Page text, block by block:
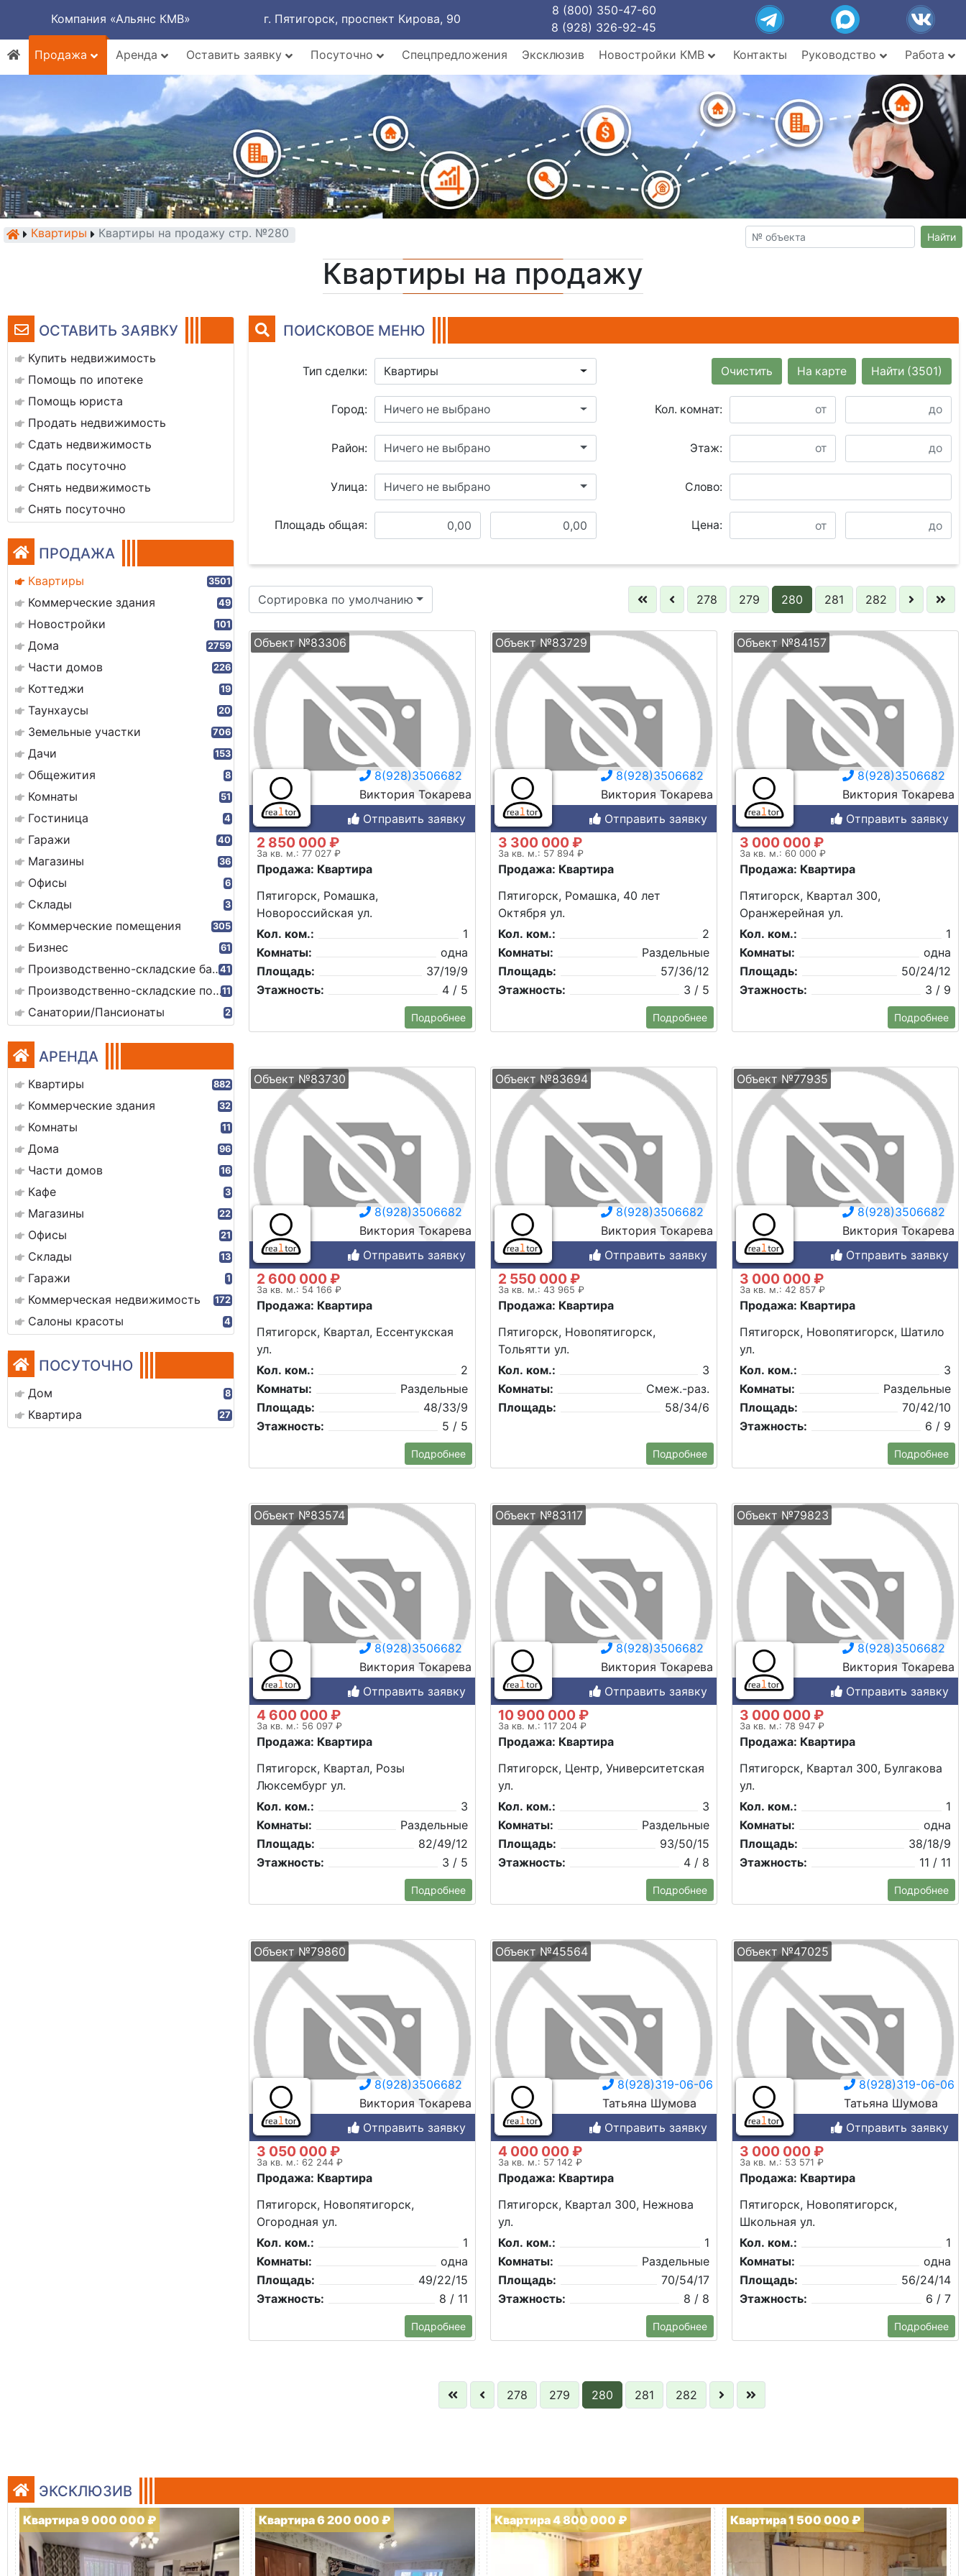
Компания «Альянс КМВ» г. Пятигорск, проспект Кирова, 90
8 (800) 350-47-60
8 (928) 326-92-45
Продажа
Аренда Оставить заявку Посуточно Спецпредложения Эксклюзив Новостройки КМВ Контакты Руководство Работа
Квартиры Квартиры на продажу стр. №280 Найти
Квартиры на продажу
ОСТАВИТЬ ЗАЯВКУ
Купить недвижимость
Помощь по ипотеке
Помощь юриста
Продать недвижимость
Сдать недвижимость
Сдать посуточно
Снять недвижимость
Снять посуточно
ПРОДАЖА
Квартиры 3501
Коммерческие здания 49
Новостройки 101
Дома 2759
Части домов 226
Коттеджи 19
Таунхаусы 20
Земельные участки 706
Дачи 153
Общежития 8
Комнаты 51
Гостиница 4
Гаражи 40
Магазины 36
Офисы 6
Склады 3
Коммерческие помещения 305
Бизнес 61
Производственно-складские базы41
Производственно-складские помещения11
Санатории/Пансионаты 2
АРЕНДА
Квартиры 882
Коммерческие здания 32
Комнаты 11
Дома 96
Части домов 16
Кафе 3
Магазины 22
Офисы 21
Склады 13
Гаражи 1
Коммерческая недвижимость 172
Салоны красоты 4
ПОСУТОЧНО
Дом 8
Квартира 27
ПОИСКОВОЕ МЕНЮ
Тип сделки: Квартиры Найти (3501)
На карте
Очистить
Город: Ничего не выбрано Кол. комнат:
Район: Ничего не выбрано Этаж:
Улица: Ничего не выбрано Слово:
Площадь общая: Цена:
Сортировка по умолчанию 278 279 280 281 282
Объект №83306
8(928)3506682
Виктория Токарева
Отправить заявку
2 850 000 ₽
За кв. м.: 77 027 ₽
Продажа: Квартира
Пятигорск, Ромашка,
Новороссийская ул.
Кол. ком.:
1
Комнаты:
одна
Площадь:
37/19/9
Этажность:
4 / 5
Подробнее
Объект №83729
8(928)3506682
Виктория Токарева
Отправить заявку
3 300 000 ₽
За кв. м.: 57 894 ₽
Продажа: Квартира
Пятигорск, Ромашка, 40 лет
Октября ул.
Кол. ком.:
2
Комнаты:
Раздельные
Площадь:
57/36/12
Этажность:
3 / 5
Подробнее
Объект №84157
8(928)3506682
Виктория Токарева
Отправить заявку
3 000 000 ₽
За кв. м.: 60 000 ₽
Продажа: Квартира
Пятигорск, Квартал 300,
Оранжерейная ул.
Кол. ком.:
1
Комнаты:
одна
Площадь:
50/24/12
Этажность:
3 / 9
Подробнее
Объект №83730
8(928)3506682
Виктория Токарева
Отправить заявку
2 600 000 ₽
За кв. м.: 54 166 ₽
Продажа: Квартира
Пятигорск, Квартал, Ессентукская
ул.
Кол. ком.:
2
Комнаты:
Раздельные
Площадь:
48/33/9
Этажность:
5 / 5
Подробнее
Объект №83694
8(928)3506682
Виктория Токарева
Отправить заявку
2 550 000 ₽
За кв. м.: 43 965 ₽
Продажа: Квартира
Пятигорск, Новопятигорск,
Тольятти ул.
Кол. ком.:
3
Комнаты:
Смеж.-раз.
Площадь:
58/34/6
Подробнее
Объект №77935
8(928)3506682
Виктория Токарева
Отправить заявку
3 000 000 ₽
За кв. м.: 42 857 ₽
Продажа: Квартира
Пятигорск, Новопятигорск, Шатило
ул.
Кол. ком.:
3
Комнаты:
Раздельные
Площадь:
70/42/10
Этажность:
6 / 9
Подробнее
Объект №83574
8(928)3506682
Виктория Токарева
Отправить заявку
4 600 000 ₽
За кв. м.: 56 097 ₽
Продажа: Квартира
Пятигорск, Квартал, Розы
Люксембург ул.
Кол. ком.:
3
Комнаты:
Раздельные
Площадь:
82/49/12
Этажность:
3 / 5
Подробнее
Объект №83117
8(928)3506682
Виктория Токарева
Отправить заявку
10 900 000 ₽
За кв. м.: 117 204 ₽
Продажа: Квартира
Пятигорск, Центр, Университетская
ул.
Кол. ком.:
3
Комнаты:
Раздельные
Площадь:
93/50/15
Этажность:
4 / 8
Подробнее
Объект №79823
8(928)3506682
Виктория Токарева
Отправить заявку
3 000 000 ₽
За кв. м.: 78 947 ₽
Продажа: Квартира
Пятигорск, Квартал 300, Булгакова
ул.
Кол. ком.:
1
Комнаты:
одна
Площадь:
38/18/9
Этажность:
11 / 11
Подробнее
Объект №79860
8(928)3506682
Виктория Токарева
Отправить заявку
3 050 000 ₽
За кв. м.: 62 244 ₽
Продажа: Квартира
Пятигорск, Новопятигорск,
Огородная ул.
Кол. ком.:
1
Комнаты:
одна
Площадь:
49/22/15
Этажность:
8 / 11
Подробнее
Объект №45564
8(928)319-06-06
Татьяна Шумова
Отправить заявку
4 000 000 ₽
За кв. м.: 57 142 ₽
Продажа: Квартира
Пятигорск, Квартал 300, Нежнова
ул.
Кол. ком.:
1
Комнаты:
Раздельные
Площадь:
70/54/17
Этажность:
8 / 8
Подробнее
Объект №47025
8(928)319-06-06
Татьяна Шумова
Отправить заявку
3 000 000 ₽
За кв. м.: 53 571 ₽
Продажа: Квартира
Пятигорск, Новопятигорск,
Школьная ул.
Кол. ком.:
1
Комнаты:
одна
Площадь:
56/24/14
Этажность:
6 / 7
Подробнее
278 279 280 281 282
ЭКСКЛЮЗИВ
Квартира 9 000 000 ₽ Квартира 6 200 000 ₽ Квартира 4 800 000 ₽ Квартира 1 500 000 ₽